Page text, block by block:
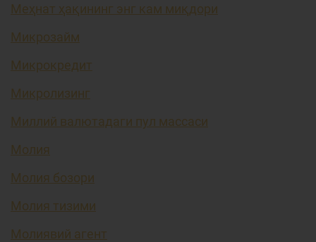
Меҳнат ҳақининг энг кам миқдори
Микрозайм
Микрокредит
Микролизинг
Миллий валютадаги пул массаси
Молия
Молия бозори
Молия тизими
Молиявий агент